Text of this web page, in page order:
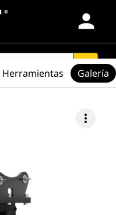
person
search
more_vert
Herramientas Galería